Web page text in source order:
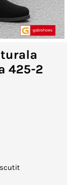
425-2